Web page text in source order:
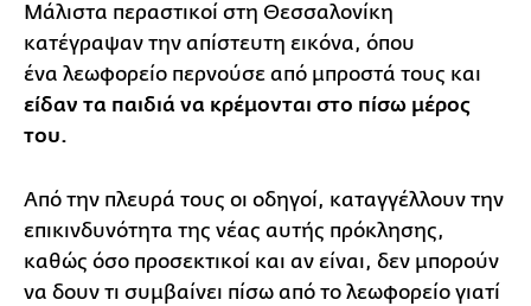
Μάλιστα περαστικοί στη Θεσσαλονίκη
κατέγραψαν την απίστευτη εικόνα, όπου
ένα λεωφορείο περνούσε από μπροστά τους και
είδαν τα παιδιά να κρέμονται στο πίσω μέρος
του.
Από την πλευρά τους οι οδηγοί, καταγγέλλουν την
επικινδυνότητα της νέας αυτής πρόκλησης,
καθώς όσο προσεκτικοί και αν είναι, δεν μπορούν
να δουν τι συμβαίνει πίσω από το λεωφορείο γιατί